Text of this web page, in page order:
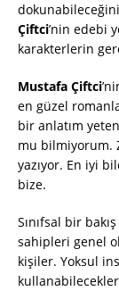
Çiftci’nin edebi
karakterlerin
Mustafa Çiftci
en güzel
bir anlatım
mu bilmiyorum.
yazıyor. En iyi
bize.
Sınıfsal bir
sahipleri genel
kişiler. Yoksul